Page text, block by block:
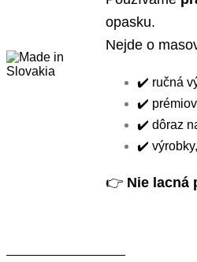
opasku.
Nejde o
✔️ ručná
✔️
✔️ dôraz
✔️
👉 Nie lacná